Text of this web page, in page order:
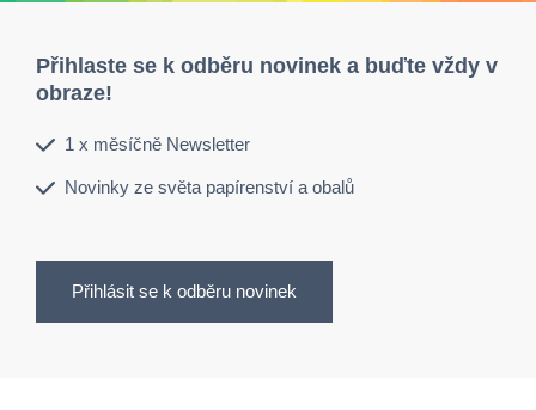
Přihlaste se k odběru novinek a buďte vždy v
obraze!
1 x měsíčně Newsletter
Novinky ze světa papírenství a obalů
Přihlásit se k odběru novinek